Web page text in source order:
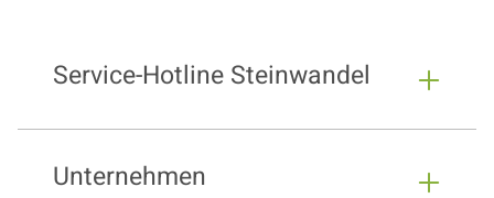
Service-Hotline Steinwandel
Unternehmen